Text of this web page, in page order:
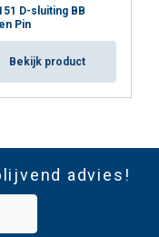
D-sluiting BB
Pin
Bekijk product
advies!